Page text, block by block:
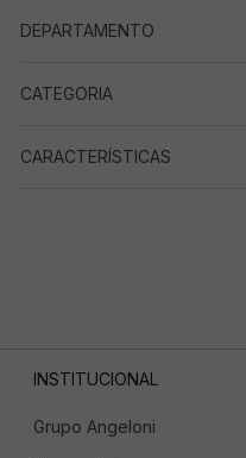
DEPARTAMENTO
CATEGORIA
CARACTERÍSTICAS
INSTITUCIONAL
Grupo Angeloni